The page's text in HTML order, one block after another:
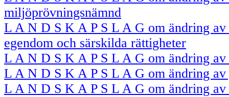
miljöprövningsnämnd
L A N D S K A P S L A G om ändring
egendom och särskilda rättigheter
L A N D S K A P S L A G om ändring
L A N D S K A P S L A G om ändring
L A N D S K A P S L A G om ändring av